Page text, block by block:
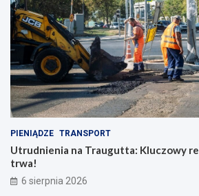
PIENIĄDZE TRANSPORT
Utrudnienia na Traugutta: Kluczowy
trwa!
6 sierpnia 2026